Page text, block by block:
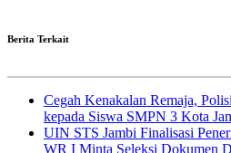
Berita Terkait
Cegah Kenakalan Remaja,
kepada Siswa SMPN 3 Kota
UIN STS Jambi Finalisasi
WR I Minta Seleksi Dokumen